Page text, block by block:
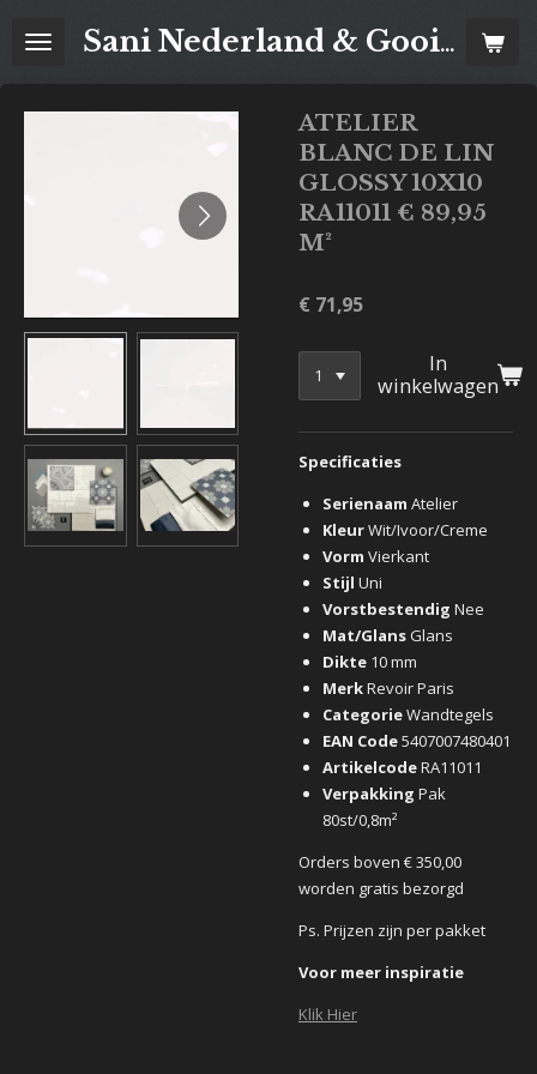
direct
Sani Nederland & Goois Tegelhuis
ATELIER
BLANC DE LIN
GLOSSY 10X10
RA11011 € 89,95
M²
€ 71,95
In
winkelwagen
Specificaties
Serienaam Atelier
KleurWit/Ivoor/Creme
Vorm Vierkant
Stijl Uni
Vorstbestendig Nee
Mat/Glans Glans
Dikte 10 mm
MerkRevoir Paris
CategorieWandtegels
EAN Code5407007480401
ArtikelcodeRA11011
Verpakking Pak
80st/0,8m²
Orders boven € 350,00
worden gratis bezorgd
Ps. Prijzen zijn per pakket
Voor meer inspiratie
Klik Hier